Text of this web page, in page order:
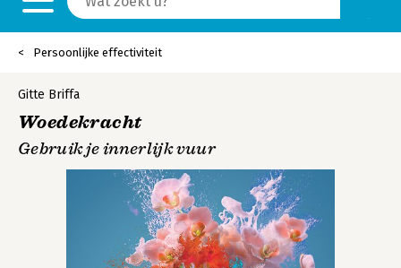
Persoonlijke effectiviteit
Gitte Briffa
Woedekracht
Gebruik je innerlijk vuur